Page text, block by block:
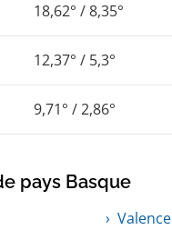
18,62° / 8,35°
12,37° / 5,3°
9,71° / 2,86°
pays Basque
Valence